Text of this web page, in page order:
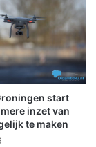
start
inzet van
te maken